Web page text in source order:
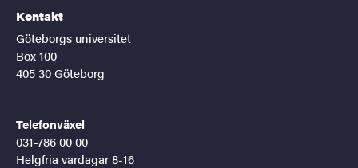
Kontakt
Göteborgs universitet
Box 100
405 30 Göteborg
Telefonväxel
031-786 00 00
Helgfria vardagar 8-16